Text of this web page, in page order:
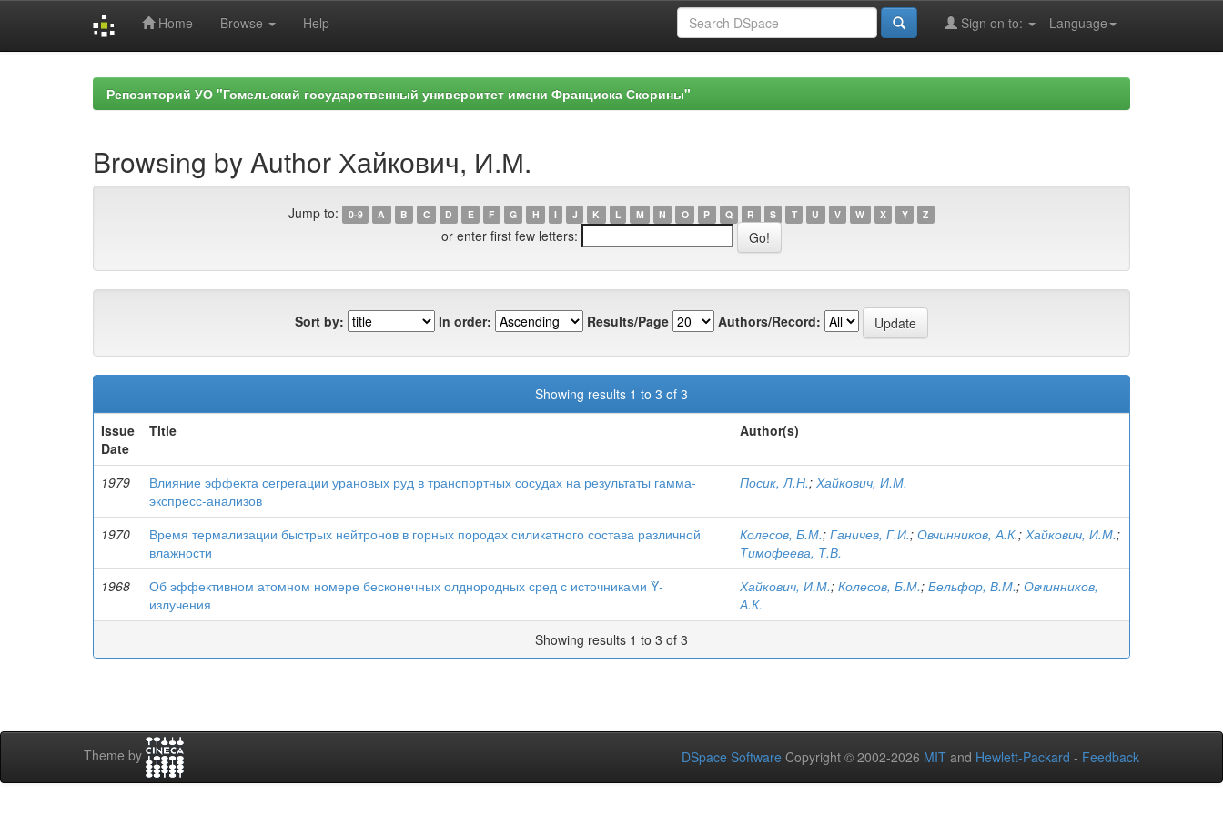
Home Browse Help Language
Sign on to:
Репозиторий УО "Гомельский государственный университет имени Франциска Скорины"
Browsing by Author Хайкович, И.М.
Jump to: 0-9 A B C D E F G H I J K L M N O P Q R S T U V W X Y Z
or enter first few letters:
Sort by: In order: Results/Page Authors/Record:
Showing results 1 to 3 of 3
Issue
Date
Title Author(s)
1979
Влияние эффекта сегрегации урановых руд в транспортных сосудах на результаты гамма-
экспресс-анализов
Посик, Л.Н.; Хайкович, И.М.
1970
Время термализации быстрых нейтронов в горных породах силикатного состава различной
влажности
Колесов, Б.М.; Ганичев, Г.И.; Овчинников, А.К.; Хайкович, И.М.;
Тимофеева, Т.В.
1968
Об эффективном атомном номере бесконечных олднородных сред с источниками Ὺ-
излучения
Хайкович, И.М.; Колесов, Б.М.; Бельфор, В.М.; Овчинников,
А.К.
Showing results 1 to 3 of 3
Theme by DSpace Software Copyright © 2002-2026 MIT and Hewlett-Packard - Feedback